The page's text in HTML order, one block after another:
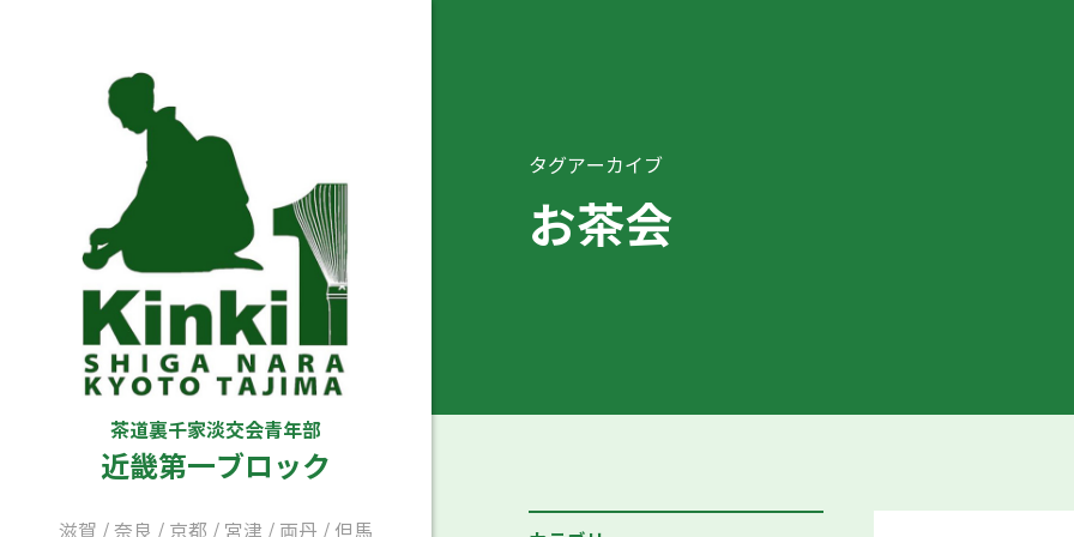
茶道裏千家淡交会青年部
近畿第一ブロック
滋賀 / 奈良 / 京都 / 宮津 / 両丹 / 但馬
タグアーカイブ
お茶会